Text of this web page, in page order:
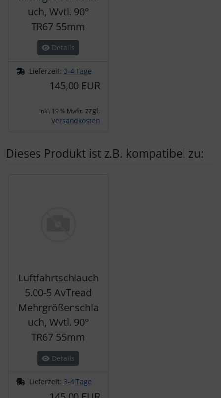
uch, Wvtl. 90°
TR67 55mm
Details
Lieferzeit: 3-4 Tage
145,00 EUR
inkl. 19 % MwSt. zzgl.
Versandkosten
Dieses Produkt ist z.B. kompatibel zu:
Luftfahrtschlauch
5.00-5 AvTread
Mehrgrößenschla
uch, Wvtl. 90°
TR67 55mm
Details
Lieferzeit: 3-4 Tage